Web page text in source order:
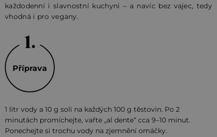
každodenní i slavnostní kuchyni – a navíc bez vajec, tedy
vhodná i pro vegany.
Příprava
1 litr vody a 10 g soli na každých 100 g těstovin. Po 2
minutách promíchejte, vařte „al dente“ cca 9–10 minut.
Ponechejte si trochu vody na zjemnění omáčky.